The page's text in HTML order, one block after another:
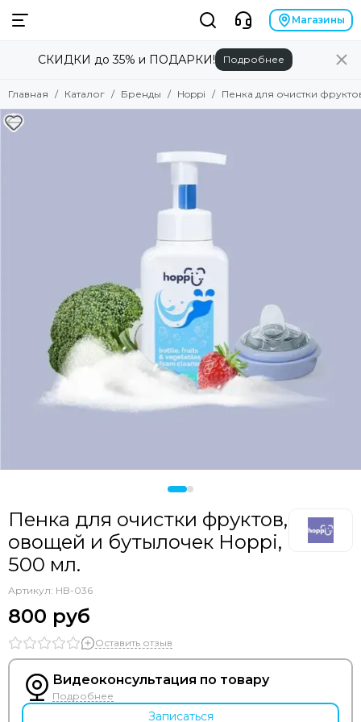
Смотреть все товары
Angela Bella
Bebizaro
Brand for my son
Britax Roemer
B.Toys
Bumbleride
CottonMoose
Doona
Drema BabyDou
Ducle
Ellipse
Elodie
Erbesi
Espiro
GB
Happy Baby
Heorshe
Магазины
СКИДКИ до 35% и ПОДАРКИ! Подробнее
Главная Каталог Бренды Hoppi Пенка для очистки
Пенка для очистки фруктов,
овощей и бутылочек Hoppi,
500 мл.
Артикул: HB-036
800 руб
Оставить отзыв
Видеоконсультация по товару
Подробнее
Записаться